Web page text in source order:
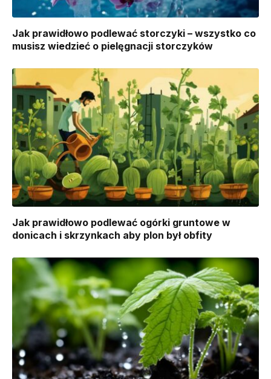
Jak prawidłowo podlewać storczyki – wszystko co
musisz wiedzieć o pielęgnacji storczyków
Jak prawidłowo podlewać ogórki gruntowe w
donicach i skrzynkach aby plon był obfity